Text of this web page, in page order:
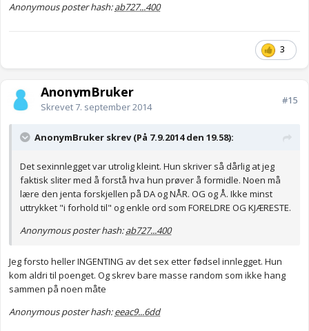
Anonymous poster hash:ab727...400
3
AnonymBruker
Skrevet7. september 2014
#15
AnonymBruker skrev (På 7.9.2014 den 19.58):
Det sexinnlegget var utrolig kleint. Hun skriver så dårlig at jeg
faktisk sliter med å forstå hva hun prøver å formidle. Noen må
lære den jenta forskjellen på DA og NÅR. OG og Å. Ikke minst
uttrykket "i forhold til" og enkle ord som FORELDRE OG KJÆRESTE.
Anonymous poster hash:ab727...400
Jeg forsto heller INGENTING av det sex etter fødsel innlegget. Hun
kom aldri til poenget. Og skrev bare masse random som ikke hang
sammen på noen måte
Anonymous poster hash:eeac9...6dd